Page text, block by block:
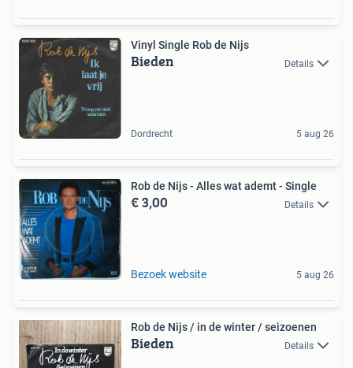
Vinyl Single Rob de Nijs
Bieden Details
Dordrecht 5 aug 26
Rob de Nijs - Alles wat ademt - Single
€ 3,00 Details
Bezoek website 5 aug 26
Rob de Nijs / in de winter / seizoenen
Bieden Details